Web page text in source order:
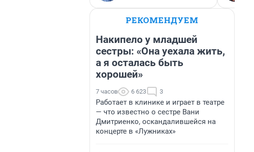
РЕКОМЕНДУЕМ
Накипело у младшей
сестры: «Она уехала жить,
а я осталась быть
хорошей»
7 часов 6 623 3
Работает в клинике и играет в театре
— что известно о сестре Вани
Дмитриенко, оскандалившейся на
концерте в «Лужниках»